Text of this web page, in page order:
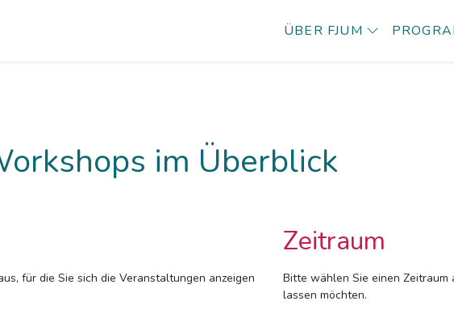
ÜBER FJUM
im Überblick
für die Sie sich die Veranstaltungen anzeigen
Zeitraum
Bitte wählen Sie einen Zeitraum
lassen möchten.